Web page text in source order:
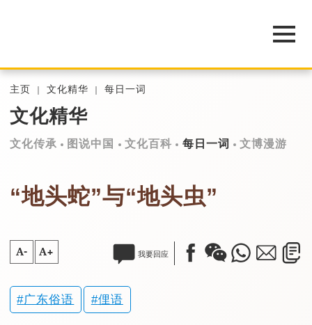
主页 文化精华 每日一词
文化精华
文化传承 图说中国 文化百科 每日一词 文博漫游
“地头蛇”与“地头虫”
A- A+ 我要回应
广东俗语 俚语